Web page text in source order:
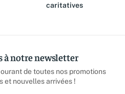
caritatives
à notre newsletter
de toutes nos promotions
et nouvelles arrivées !